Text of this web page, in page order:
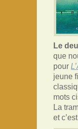
Le
que
pour
jeune
mots
La
et